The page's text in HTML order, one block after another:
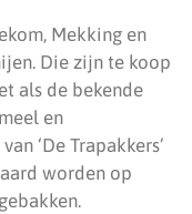
Mekking en
Die zijn te koop
als de bekende
en
‘De Trapakkers’
worden op